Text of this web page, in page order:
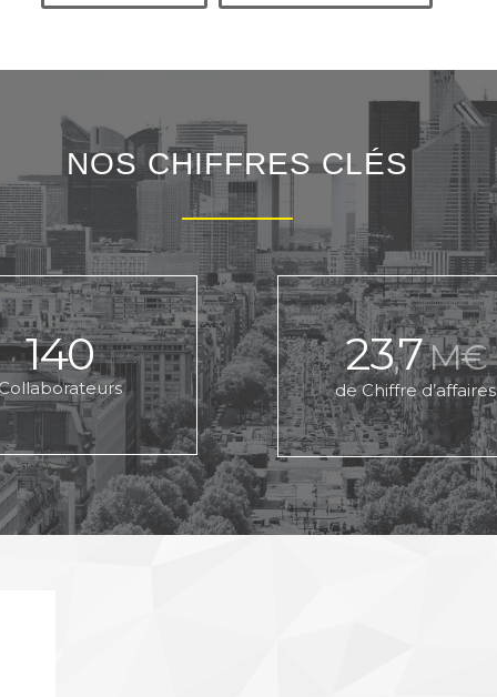
NOS CHIFFRES CLÉS
140 23,7M€
de Chiffre d’affaires